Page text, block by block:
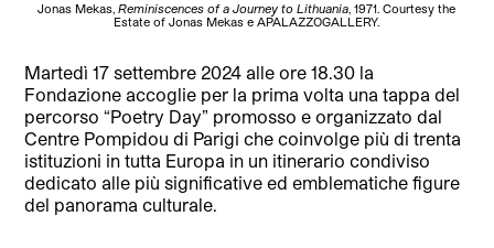
Jonas Mekas,Reminiscences of a Journey to Lithuania, 1971. Courtesy the
Estate of Jonas Mekas e APALAZZOGALLERY.
Martedì 17 settembre 2024 alle ore 18.30 la
Fondazione accoglie per la prima volta una tappa del
percorso “Poetry Day” promosso e organizzato dal
Centre Pompidou di Parigi che coinvolge più di trenta
istituzioni in tutta Europa in un itinerario condiviso
dedicato alle più significative ed emblematiche figure
del panorama culturale.